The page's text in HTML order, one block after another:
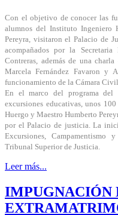
Con el objetivo de conocer las
alumnos del Instituto Ingeniero
Pereyra, visitaron el Palacio de
acompañados por la
Contreras, además de una
Marcela Fernández Favaron y
funcionamiento de la Cámara
En el marco del programa del
excursiones educativas, unos
Huergo y Maestro Humberto
por el Palacio de justicia. La
Excursiones,
Tribunal Superior de Justicia.
Leer más...
IMPUGNACIÓN